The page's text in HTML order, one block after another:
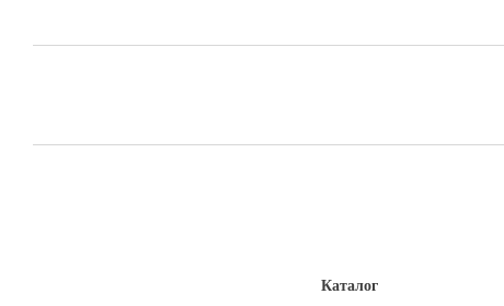
Каталог